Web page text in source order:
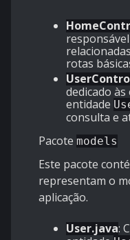
rotas
dedicado
entidade
consulta e
Pacote models
Este pacote
representam o
aplicação.
User.java: